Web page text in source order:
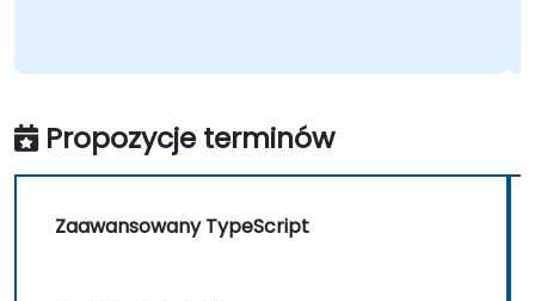
Propozycje terminów
Zaawansowany TypeScript